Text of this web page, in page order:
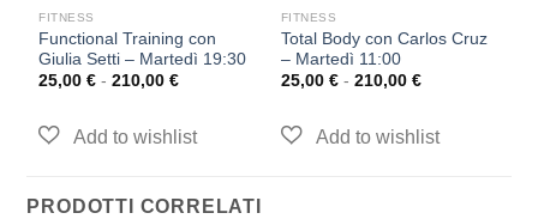
FITNESS
Functional Training con
Giulia Setti – Martedì 19:30
25,00€ - 210,00€
FITNESS
Total Body con Carlos Cruz
– Martedì 11:00
25,00 € - 210,00 €
PRODOTTI CORRELATI